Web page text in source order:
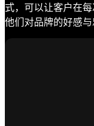
式，可以让客户在
他们对品牌的好感与